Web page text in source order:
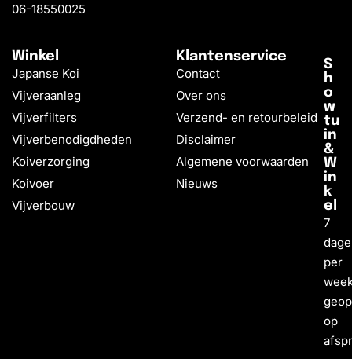
06-18550025
Winkel
Japanse Koi
Vijveraanleg
Vijverfilters
Vijverbenodigdheden
Koiverzorging
Koivoer
Vijverbouw
Klantenservice
Contact
Over ons
Verzend- en retourbeleid
Disclaimer
Algemene voorwaarden
Nieuws
S
h
o
w
tu
in
&
W
in
k
el
7
per
op